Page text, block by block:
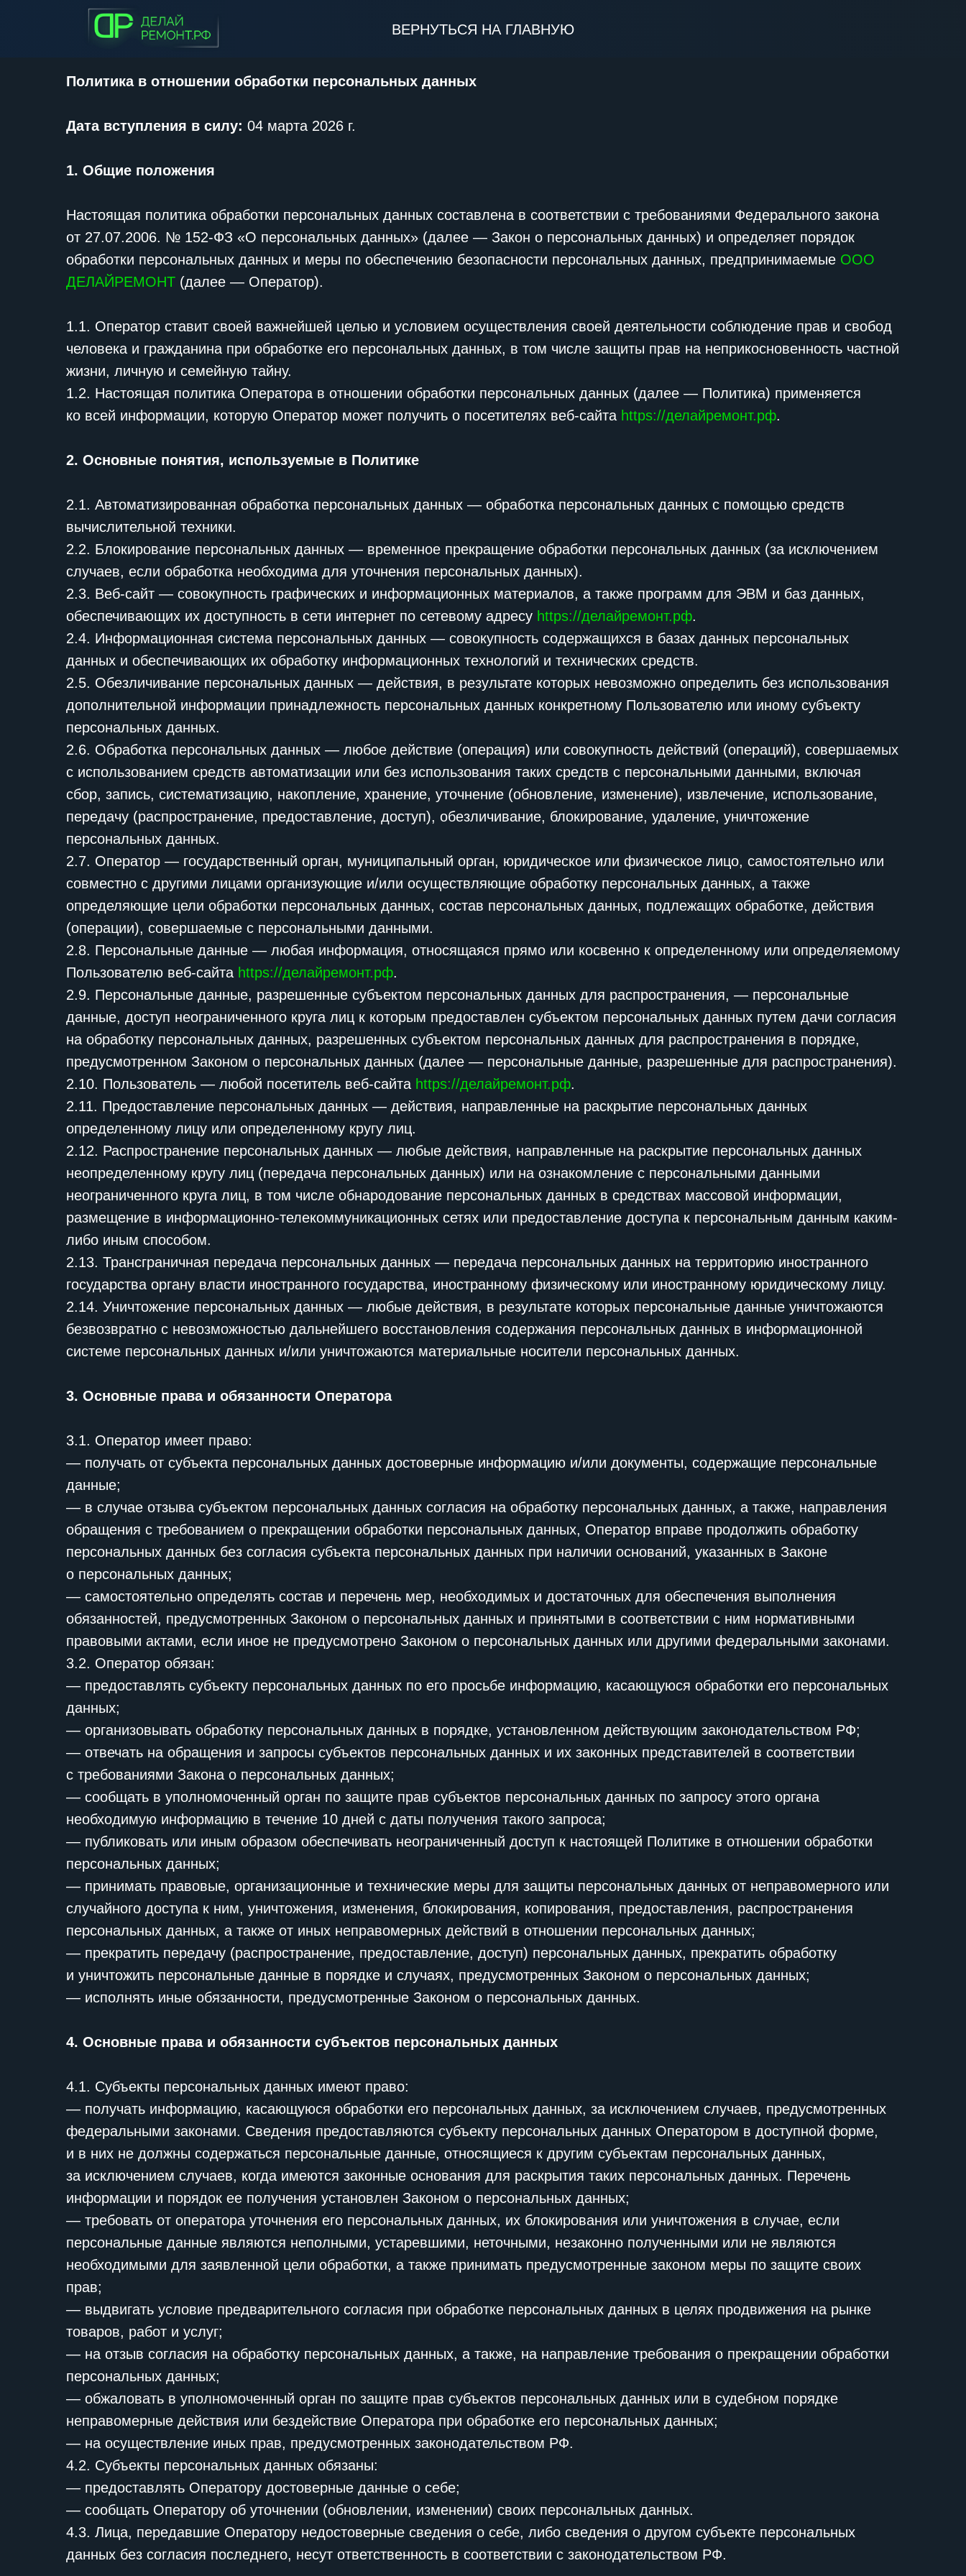
ВЕРНУТЬСЯ НА ГЛАВНУЮ
Политика в отношении обработки персональных данных
Дата вступления в силу: 04 марта 2026 г.
1. Общие положения
Настоящая политика обработки персональных данных составлена в соответствии с требованиями Федерального закона
от 27.07.2006. № 152-ФЗ «О персональных данных» (далее — Закон о персональных данных) и определяет порядок
обработки персональных данных и меры по обеспечению безопасности персональных данных, предпринимаемые ООО
ДЕЛАЙРЕМОНТ (далее — Оператор).
1.1. Оператор ставит своей важнейшей целью и условием осуществления своей деятельности соблюдение прав и свобод
человека и гражданина при обработке его персональных данных, в том числе защиты прав на неприкосновенность частной
жизни, личную и семейную тайну.
1.2. Настоящая политика Оператора в отношении обработки персональных данных (далее — Политика) применяется
ко всей информации, которую Оператор может получить о посетителях веб-сайта https://делайремонт.рф.
2. Основные понятия, используемые в Политике
2.1. Автоматизированная обработка персональных данных — обработка персональных данных с помощью средств
вычислительной техники.
2.2. Блокирование персональных данных — временное прекращение обработки персональных данных (за исключением
случаев, если обработка необходима для уточнения персональных данных).
2.3. Веб-сайт — совокупность графических и информационных материалов, а также программ для ЭВМ и баз данных,
обеспечивающих их доступность в сети интернет по сетевому адресу https://делайремонт.рф.
2.4. Информационная система персональных данных — совокупность содержащихся в базах данных персональных
данных и обеспечивающих их обработку информационных технологий и технических средств.
2.5. Обезличивание персональных данных — действия, в результате которых невозможно определить без использования
дополнительной информации принадлежность персональных данных конкретному Пользователю или иному субъекту
персональных данных.
2.6. Обработка персональных данных — любое действие (операция) или совокупность действий (операций), совершаемых
с использованием средств автоматизации или без использования таких средств с персональными данными, включая
сбор, запись, систематизацию, накопление, хранение, уточнение (обновление, изменение), извлечение, использование,
передачу (распространение, предоставление, доступ), обезличивание, блокирование, удаление, уничтожение
персональных данных.
2.7. Оператор — государственный орган, муниципальный орган, юридическое или физическое лицо, самостоятельно или
совместно с другими лицами организующие и/или осуществляющие обработку персональных данных, а также
определяющие цели обработки персональных данных, состав персональных данных, подлежащих обработке, действия
(операции), совершаемые с персональными данными.
2.8. Персональные данные — любая информация, относящаяся прямо или косвенно к определенному или определяемому
Пользователю веб-сайта https://делайремонт.рф.
2.9. Персональные данные, разрешенные субъектом персональных данных для распространения, — персональные
данные, доступ неограниченного круга лиц к которым предоставлен субъектом персональных данных путем дачи согласия
на обработку персональных данных, разрешенных субъектом персональных данных для распространения в порядке,
предусмотренном Законом о персональных данных (далее — персональные данные, разрешенные для распространения).
2.10. Пользователь — любой посетитель веб-сайта https://делайремонт.рф.
2.11. Предоставление персональных данных — действия, направленные на раскрытие персональных данных
определенному лицу или определенному кругу лиц.
2.12. Распространение персональных данных — любые действия, направленные на раскрытие персональных данных
неопределенному кругу лиц (передача персональных данных) или на ознакомление с персональными данными
неограниченного круга лиц, в том числе обнародование персональных данных в средствах массовой информации,
размещение в информационно-телекоммуникационных сетях или предоставление доступа к персональным данным каким-
либо иным способом.
2.13. Трансграничная передача персональных данных — передача персональных данных на территорию иностранного
государства органу власти иностранного государства, иностранному физическому или иностранному юридическому лицу.
2.14. Уничтожение персональных данных — любые действия, в результате которых персональные данные уничтожаются
безвозвратно с невозможностью дальнейшего восстановления содержания персональных данных в информационной
системе персональных данных и/или уничтожаются материальные носители персональных данных.
3. Основные права и обязанности Оператора
3.1. Оператор имеет право:
— получать от субъекта персональных данных достоверные информацию и/или документы, содержащие персональные
данные;
— в случае отзыва субъектом персональных данных согласия на обработку персональных данных, а также, направления
обращения с требованием о прекращении обработки персональных данных, Оператор вправе продолжить обработку
персональных данных без согласия субъекта персональных данных при наличии оснований, указанных в Законе
о персональных данных;
— самостоятельно определять состав и перечень мер, необходимых и достаточных для обеспечения выполнения
обязанностей, предусмотренных Законом о персональных данных и принятыми в соответствии с ним нормативными
правовыми актами, если иное не предусмотрено Законом о персональных данных или другими федеральными законами.
3.2. Оператор обязан:
— предоставлять субъекту персональных данных по его просьбе информацию, касающуюся обработки его персональных
данных;
— организовывать обработку персональных данных в порядке, установленном действующим законодательством РФ;
— отвечать на обращения и запросы субъектов персональных данных и их законных представителей в соответствии
с требованиями Закона о персональных данных;
— сообщать в уполномоченный орган по защите прав субъектов персональных данных по запросу этого органа
необходимую информацию в течение 10 дней с даты получения такого запроса;
— публиковать или иным образом обеспечивать неограниченный доступ к настоящей Политике в отношении обработки
персональных данных;
— принимать правовые, организационные и технические меры для защиты персональных данных от неправомерного или
случайного доступа к ним, уничтожения, изменения, блокирования, копирования, предоставления, распространения
персональных данных, а также от иных неправомерных действий в отношении персональных данных;
— прекратить передачу (распространение, предоставление, доступ) персональных данных, прекратить обработку
и уничтожить персональные данные в порядке и случаях, предусмотренных Законом о персональных данных;
— исполнять иные обязанности, предусмотренные Законом о персональных данных.
4. Основные права и обязанности субъектов персональных данных
4.1. Субъекты персональных данных имеют право:
— получать информацию, касающуюся обработки его персональных данных, за исключением случаев, предусмотренных
федеральными законами. Сведения предоставляются субъекту персональных данных Оператором в доступной форме,
и в них не должны содержаться персональные данные, относящиеся к другим субъектам персональных данных,
за исключением случаев, когда имеются законные основания для раскрытия таких персональных данных. Перечень
информации и порядок ее получения установлен Законом о персональных данных;
— требовать от оператора уточнения его персональных данных, их блокирования или уничтожения в случае, если
персональные данные являются неполными, устаревшими, неточными, незаконно полученными или не являются
необходимыми для заявленной цели обработки, а также принимать предусмотренные законом меры по защите своих
прав;
— выдвигать условие предварительного согласия при обработке персональных данных в целях продвижения на рынке
товаров, работ и услуг;
— на отзыв согласия на обработку персональных данных, а также, на направление требования о прекращении обработки
персональных данных;
— обжаловать в уполномоченный орган по защите прав субъектов персональных данных или в судебном порядке
неправомерные действия или бездействие Оператора при обработке его персональных данных;
— на осуществление иных прав, предусмотренных законодательством РФ.
4.2. Субъекты персональных данных обязаны:
— предоставлять Оператору достоверные данные о себе;
— сообщать Оператору об уточнении (обновлении, изменении) своих персональных данных.
4.3. Лица, передавшие Оператору недостоверные сведения о себе, либо сведения о другом субъекте персональных
данных без согласия последнего, несут ответственность в соответствии с законодательством РФ.